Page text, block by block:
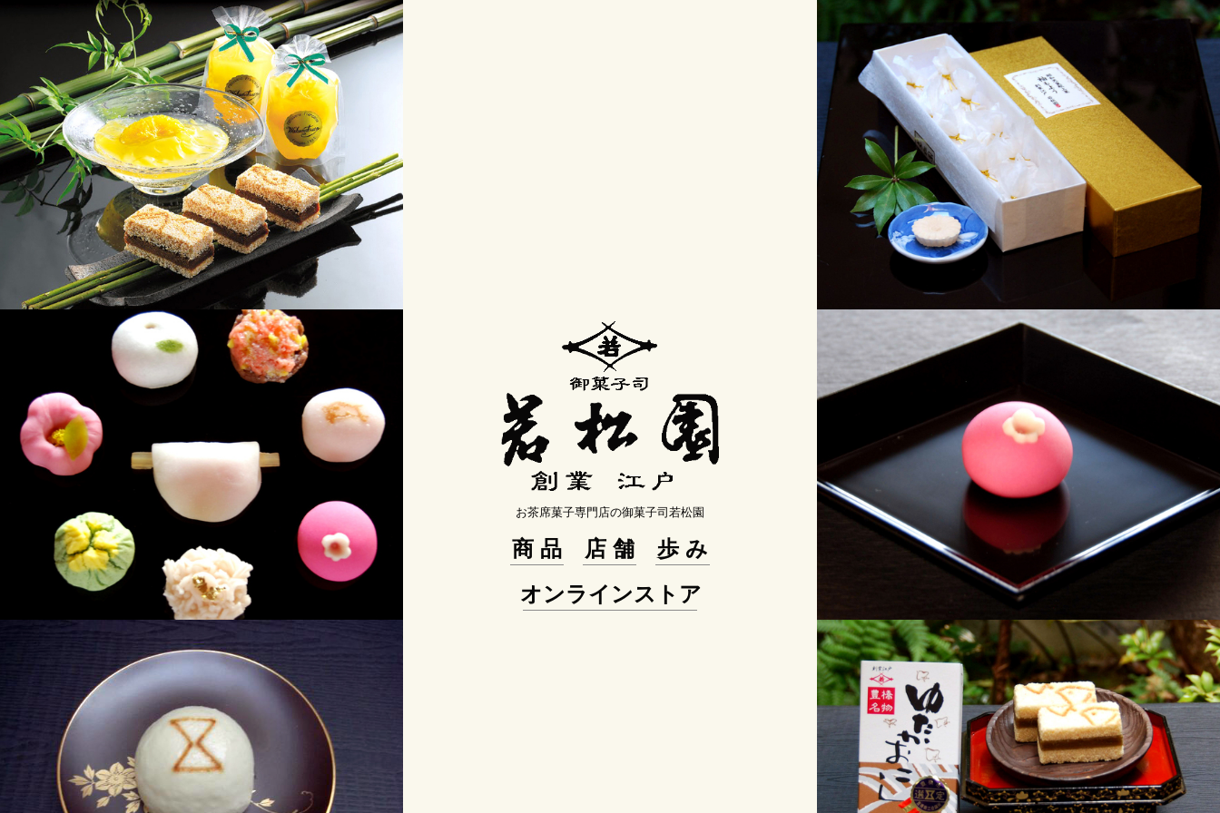
商品ページへ移動
商品ページへ移動
商品ページへ移動
お茶席菓子専門店の御菓子司若松園
商品 店舗
歩み
オンラインストア
商品ページへ移動
商品ページへ移動
商品ページへ移動